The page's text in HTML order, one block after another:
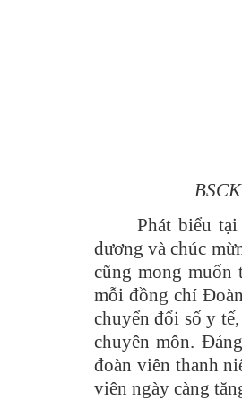
Phát biểu
dương và chúc
cũng mong muốn
mỗi đồng chí
chuyển đổi số y
chuyên môn.
đoàn viên thanh
viên ngày càng